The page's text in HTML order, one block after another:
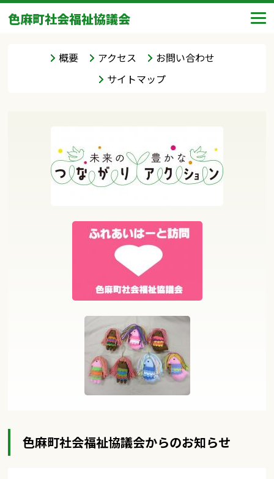
色麻町社会福祉協議会
概要 アクセス
お問い合わせ
サイトマップ
色麻町社会福祉協議会からのお知らせ